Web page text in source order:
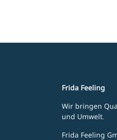
Frida Feeling
Wir bringen
und Umwelt.
Frida Feeling